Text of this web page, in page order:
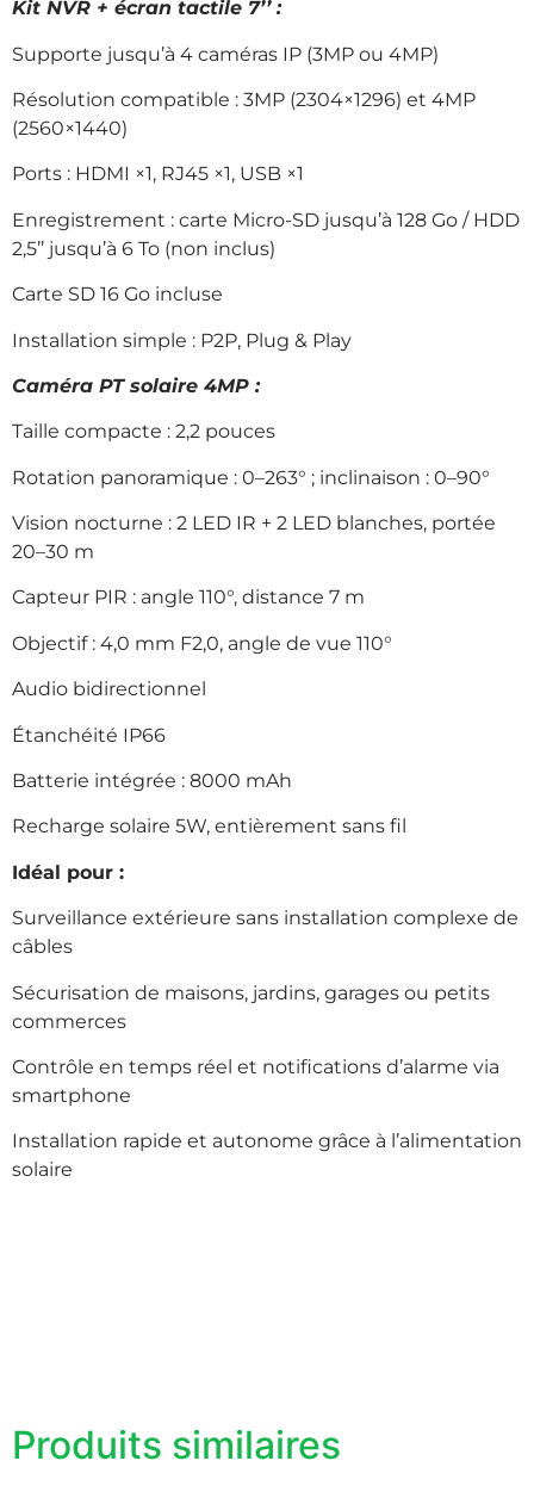
Kit NVR + écran tactile 7’’ :
Supporte jusqu’à 4 caméras IP (3MP ou 4MP)
Résolution compatible : 3MP (2304×1296) et 4MP
(2560×1440)
Ports : HDMI ×1, RJ45 ×1, USB ×1
Enregistrement : carte Micro-SD jusqu’à 128 Go / HDD
2,5’’ jusqu’à 6 To (non inclus)
Carte SD 16 Go incluse
Installation simple : P2P, Plug & Play
Caméra PT solaire 4MP :
Taille compacte : 2,2 pouces
Rotation panoramique : 0–263° ; inclinaison : 0–90°
Vision nocturne : 2 LED IR + 2 LED blanches, portée
20–30 m
Capteur PIR : angle 110°, distance 7 m
Objectif : 4,0 mm F2,0, angle de vue 110°
Audio bidirectionnel
Étanchéité IP66
Batterie intégrée : 8000 mAh
Recharge solaire 5W, entièrement sans fil
Idéal pour :
Surveillance extérieure sans installation complexe de
câbles
Sécurisation de maisons, jardins, garages ou petits
commerces
Contrôle en temps réel et notifications d’alarme via
smartphone
Installation rapide et autonome grâce à l’alimentation
solaire
Produits similaires